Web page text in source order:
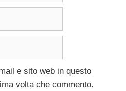
e sito web in questo
volta che commento.